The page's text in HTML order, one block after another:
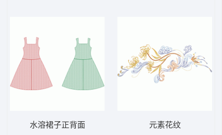
水溶裙子正背面 元素花纹